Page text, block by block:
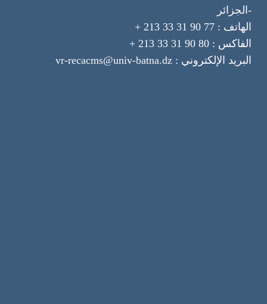
-الجزائر
الهاتف : 77 90 31 33 213 +
الفاكس : 80 90 31 33 213 +
البريد الإلكتروني : vr-recacms@univ-batna.dz